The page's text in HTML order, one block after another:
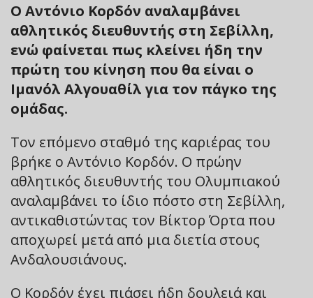
Ο Αντόνιο Κορδόν αναλαμβάνει
αθλητικός διευθυντής στη Σεβίλλη,
ενώ φαίνεται πως κλείνει ήδη την
πρώτη του κίνηση που θα είναι ο
Ιμανόλ Αλγουαθίλ για τον πάγκο της
ομάδας.
Τον επόμενο σταθμό της καριέρας του
βρήκε ο Αντόνιο Κορδόν. Ο πρώην
αθλητικός διευθυντής του Ολυμπιακού
αναλαμβάνει το ίδιο πόστο στη Σεβίλλη,
αντικαθιστώντας τον Βίκτορ Όρτα που
αποχωρεί μετά από μια διετία στους
Ανδαλουσιάνους.
Ο Κορδόν έχει πιάσει ήδη δουλειά και